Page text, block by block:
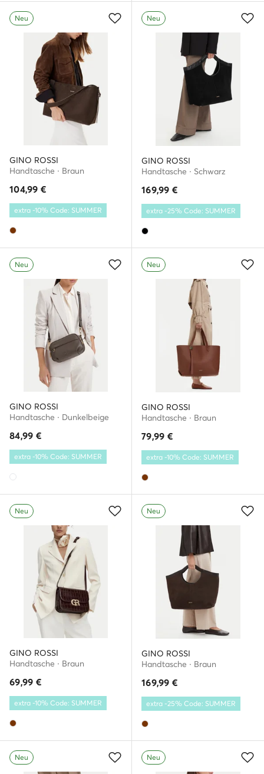
Neu
GINO ROSSI
Handtasche · Braun
104,99 €
extra -10% Code: SUMMER
Neu
GINO ROSSI
Handtasche · Schwarz
169,99 €
extra -25% Code: SUMMER
Neu
GINO ROSSI
Handtasche · Dunkelbeige
84,99 €
extra -10% Code: SUMMER
Neu
GINO ROSSI
Handtasche · Braun
79,99 €
extra -10% Code: SUMMER
Neu
GINO ROSSI
Handtasche · Braun
69,99 €
extra -10% Code: SUMMER
Neu
GINO ROSSI
Handtasche · Braun
169,99 €
extra -25% Code: SUMMER
Neu Neu